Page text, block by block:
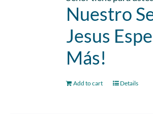
Nuestro
Jesus
Más!
Add to cart Details